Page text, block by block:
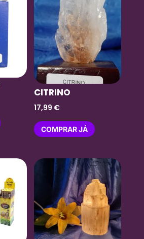
CITRINO
17,99 €
COMPRAR JÁ